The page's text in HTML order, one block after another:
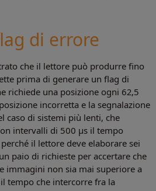
di errore
che il lettore può produrre fino
prima di generare un flag di
richiede una posizione ogni 62,5
incorretta e la segnalazione
caso di sistemi più lenti, che
intervalli di 500 μs il tempo
il lettore deve elaborare sei
paio di richieste per accertare che
immagini non sia mai superiore a
tempo che intercorre fra la